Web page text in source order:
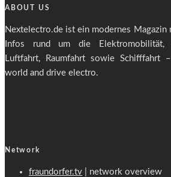
ABOUT US
Nextelectro.de ist ein modernes Magazin
Infos rund um die Elektromobilität,
Luftfahrt, Raumfahrt sowie Schifffahrt
world and drive electro.
Network
fraundorfer.tv | network overview